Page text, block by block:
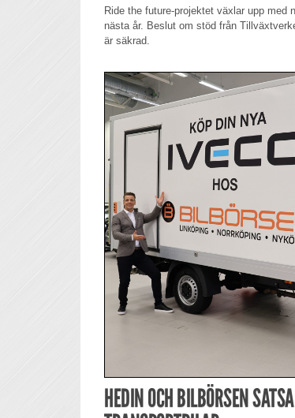
Ride the future-projektet växlar upp med
nästa år. Beslut om stöd från
är säkrad.
HEDIN OCH BILBÖRSEN